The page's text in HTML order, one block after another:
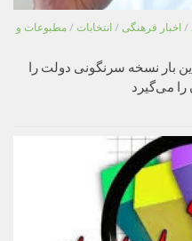
/ اخبار فرهنگی / انتخابات / مطبوعات و
بار نسخه سرنگونی دولت را
را می‌گیرد